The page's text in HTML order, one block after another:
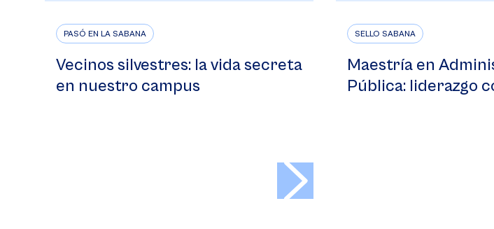
PASÓ EN LA SABANA
Vecinos silvestres: la vida secreta
en nuestro campus
SELLO SABANA
Maestría en
Pública: liderazgo